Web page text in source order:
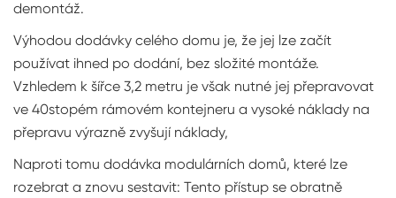
demontáž.
Výhodou dodávky celého domu je, že jej lze začít
používat ihned po dodání, bez složité montáže.
Vzhledem k šířce 3,2 metru je však nutné jej přepravovat
ve 40stopém rámovém kontejneru a vysoké náklady na
přepravu výrazně zvyšují náklady,
Naproti tomu dodávka modulárních domů, které lze
rozebrat a znovu sestavit: Tento přístup se obratně